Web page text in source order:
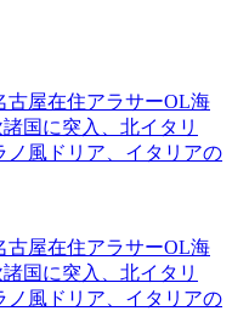
古屋在住アラサーOL海
国に突入、北イタリ
ノ風ドリア、イタリアの
古屋在住アラサーOL海
国に突入、北イタリ
ノ風ドリア、イタリアの